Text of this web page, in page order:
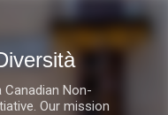
Non-
Our mission